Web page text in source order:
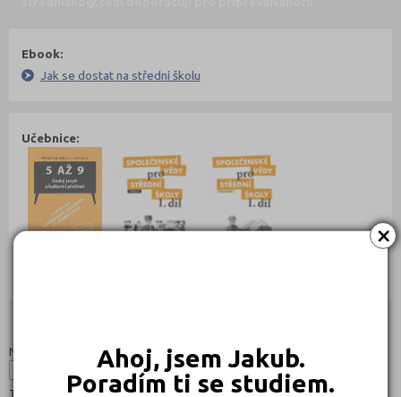
×
Ahoj, jsem Jakub.
Poradím ti se studiem.
Ebook:
Jak se dostat na střední školu
Učebnice:
Název:
Typ: